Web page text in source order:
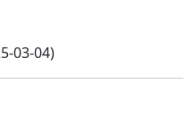
03-04)